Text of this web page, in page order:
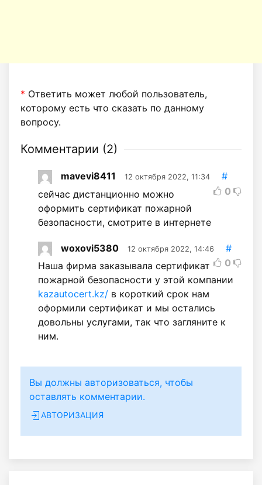
* Ответить может любой пользователь,
которому есть что сказать по данному
вопросу.
Комментарии (2)
mavevi8411 12 октября 2022, 11:34
#
0
сейчас дистанционно можно
оформить сертификат пожарной
безопасности, смотрите в интернете
woxovi5380 12 октября 2022, 14:46
#
0
Наша фирма заказывала сертификат
пожарной безопасности у этой компании
kazautocert.kz/ в короткий срок нам
оформили сертификат и мы остались
довольны услугами, так что загляните к
ним.
Вы должны авторизоваться, чтобы
оставлять комментарии.
АВТОРИЗАЦИЯ